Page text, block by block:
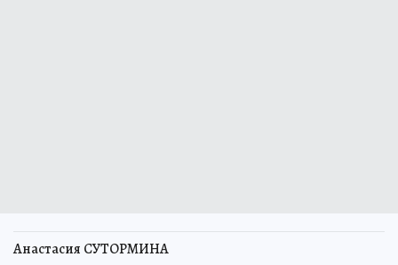
Анастасия СУТОРМИНА